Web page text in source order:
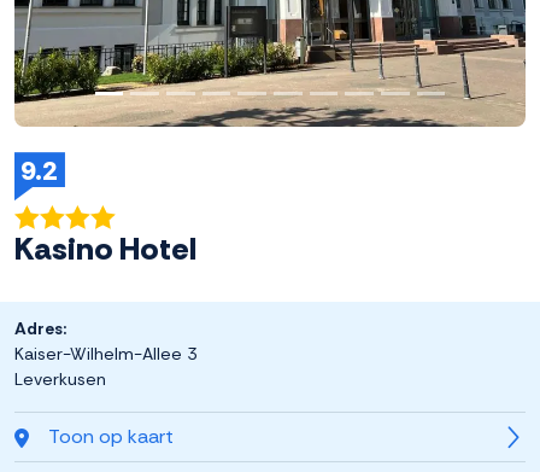
9.2
Kasino Hotel
Toon op kaart
Adres:
Kaiser-Wilhelm-Allee 3
Leverkusen